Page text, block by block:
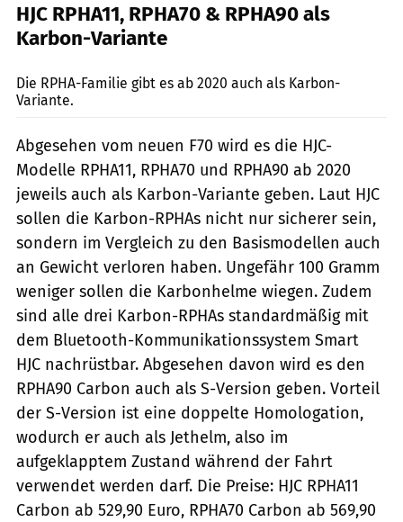
HJC RPHA11, RPHA70 & RPHA90 als
Karbon-Variante
Die RPHA-Familie gibt es ab 2020 auch als Karbon-
Variante.
Abgesehen vom neuen F70 wird es die HJC-
Modelle RPHA11, RPHA70 und RPHA90 ab 2020
jeweils auch als Karbon-Variante geben. Laut HJC
sollen die Karbon-RPHAs nicht nur sicherer sein,
sondern im Vergleich zu den Basismodellen auch
an Gewicht verloren haben. Ungefähr 100 Gramm
weniger sollen die Karbonhelme wiegen. Zudem
sind alle drei Karbon-RPHAs standardmäßig mit
dem Bluetooth-Kommunikationssystem Smart
HJC nachrüstbar. Abgesehen davon wird es den
RPHA90 Carbon auch als S-Version geben. Vorteil
der S-Version ist eine doppelte Homologation,
wodurch er auch als Jethelm, also im
aufgeklapptem Zustand während der Fahrt
verwendet werden darf. Die Preise: HJC RPHA11
Carbon ab 529,90 Euro, RPHA70 Carbon ab 569,90